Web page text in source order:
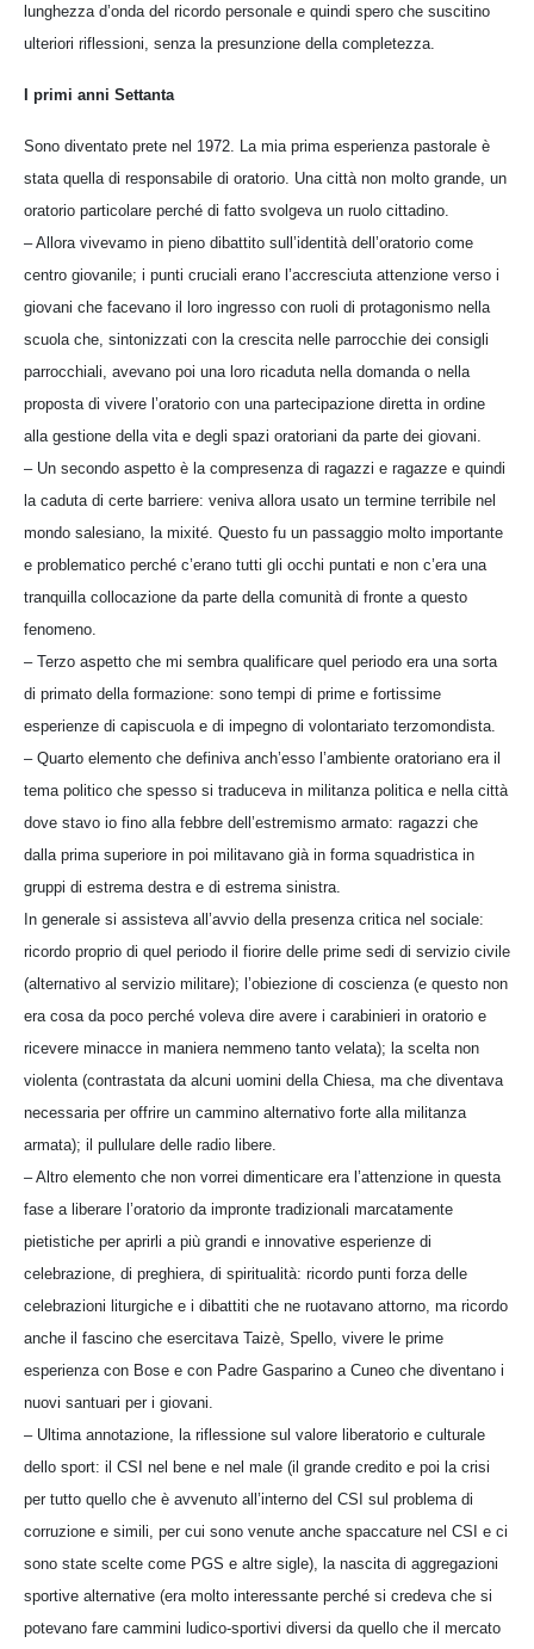
lunghezza d’onda del ricordo personale e quindi spero che suscitino
ulteriori riflessioni, senza la presunzione della completezza.
I primi anni Settanta
Sono diventato prete nel 1972. La mia prima esperienza pastorale è
stata quella di responsabile di oratorio. Una città non molto grande, un
oratorio particolare perché di fatto svolgeva un ruolo cittadino.
– Allora vivevamo in pieno dibattito sull’identità dell’oratorio come
centro giovanile; i punti cruciali erano l’accresciuta attenzione verso i
giovani che facevano il loro ingresso con ruoli di protagonismo nella
scuola che, sintonizzati con la crescita nelle parrocchie dei consigli
parrocchiali, avevano poi una loro ricaduta nella domanda o nella
proposta di vivere l’oratorio con una partecipazione diretta in ordine
alla gestione della vita e degli spazi oratoriani da parte dei giovani.
– Un secondo aspetto è la compresenza di ragazzi e ragazze e quindi
la caduta di certe barriere: veniva allora usato un termine terribile nel
mondo salesiano, la mixité. Questo fu un passaggio molto importante
e problematico perché c’erano tutti gli occhi puntati e non c’era una
tranquilla collocazione da parte della comunità di fronte a questo
fenomeno.
– Terzo aspetto che mi sembra qualificare quel periodo era una sorta
di primato della formazione: sono tempi di prime e fortissime
esperienze di capiscuola e di impegno di volontariato terzomondista.
– Quarto elemento che definiva anch’esso l’ambiente oratoriano era il
tema politico che spesso si traduceva in militanza politica e nella città
dove stavo io fino alla febbre dell’estremismo armato: ragazzi che
dalla prima superiore in poi militavano già in forma squadristica in
gruppi di estrema destra e di estrema sinistra.
In generale si assisteva all’avvio della presenza critica nel sociale:
ricordo proprio di quel periodo il fiorire delle prime sedi di servizio civile
(alternativo al servizio militare); l’obiezione di coscienza (e questo non
era cosa da poco perché voleva dire avere i carabinieri in oratorio e
ricevere minacce in maniera nemmeno tanto velata); la scelta non
violenta (contrastata da alcuni uomini della Chiesa, ma che diventava
necessaria per offrire un cammino alternativo forte alla militanza
armata); il pullulare delle radio libere.
– Altro elemento che non vorrei dimenticare era l’attenzione in questa
fase a liberare l’oratorio da impronte tradizionali marcatamente
pietistiche per aprirli a più grandi e innovative esperienze di
celebrazione, di preghiera, di spiritualità: ricordo punti forza delle
celebrazioni liturgiche e i dibattiti che ne ruotavano attorno, ma ricordo
anche il fascino che esercitava Taizè, Spello, vivere le prime
esperienza con Bose e con Padre Gasparino a Cuneo che diventano i
nuovi santuari per i giovani.
– Ultima annotazione, la riflessione sul valore liberatorio e culturale
dello sport: il CSI nel bene e nel male (il grande credito e poi la crisi
per tutto quello che è avvenuto all’interno del CSI sul problema di
corruzione e simili, per cui sono venute anche spaccature nel CSI e ci
sono state scelte come PGS e altre sigle), la nascita di aggregazioni
sportive alternative (era molto interessante perché si credeva che si
potevano fare cammini ludico-sportivi diversi da quello che il mercato